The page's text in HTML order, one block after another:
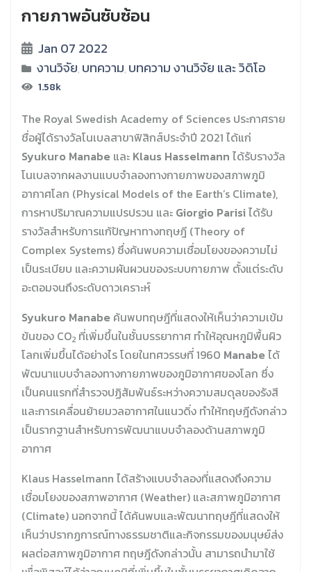
กายภาพอันซับซ้อน
Jan 07 2022
งานวิจัย, บทความ, บทความ งานวิจัย และ วิดิโอ
1.58k
The Royal Swedish Academy of Sciences ประกาศราย
ชื่อผู้ได้รางวัลโนเบลสาขาฟิสิกส์ประจำปี 2021 ได้แก่
Syukuro Manabe และ Klaus Hasselmann ได้รับรางวัล
โนเบลจากผลงานแบบจำลองทางกายภาพของสภาพภูมิ
อากาศโลก (Physical Models of the Earth’s Climate),
การหาปริมาณความแปรปรวน และ Giorgio Parisi ได้รับ
รางวัลสำหรับการแก้ปัญหาทางทฤษฎี (Theory of
Complex Systems) ซึ่งค้นพบความเชื่อมโยงของความไม่
เป็นระเบียบ และความผันผวนของระบบกายภาพ ตั้งแต่ระดับ
อะตอมจนถึงระดับดาวเคราะห์
Syukuro Manabe ค้นพบทฤษฎีที่แสดงให้เห็นว่าความเข้ม
ข้นของ CO2 ที่เพิ่มขึ้นในชั้นบรรยากาศ ทำให้อุณหภูมิพื้นผิว
โลกเพิ่มขึ้นได้อย่างไร โดยในทศวรรษที่ 1960 Manabe ได้
พัฒนาแบบจำลองทางกายภาพของภูมิอากาศของโลก ซึ่ง
เป็นคนแรกที่สำรวจปฏิสัมพันธ์ระหว่างความสมดุลของรังสี
และการเคลื่อนย้ายมวลอากาศในแนวดิ่ง ทำให้ทฤษฎีดังกล่าว
เป็นรากฐานสำหรับการพัฒนาแบบจำลองด้านสภาพภูมิ
อากาศ
Klaus Hasselmann ได้สร้างแบบจำลองที่แสดงถึงความ
เชื่อมโยงของสภาพอากาศ (Weather) และสภาพภูมิอากาศ
(Climate) นอกจากนี้ ได้ค้นพบและพัฒนาทฤษฎีที่แสดงให้
เห็นว่าปรากฏการณ์ทางธรรมชาติและกิจกรรมของมนุษย์ส่ง
ผลต่อสภาพภูมิอากาศ ทฤษฎีดังกล่าวนั้น สามารถนำมาใช้